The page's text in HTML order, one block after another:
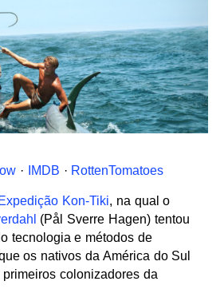
· IMDB · RottenTomatoes
Expedição Kon-Tiki, na qual o
(Pål Sverre Hagen) tentou
tecnologia e métodos de
os nativos da América do Sul
colonizadores da